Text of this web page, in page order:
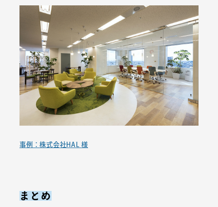
事例：株式会社HAL 様
まとめ